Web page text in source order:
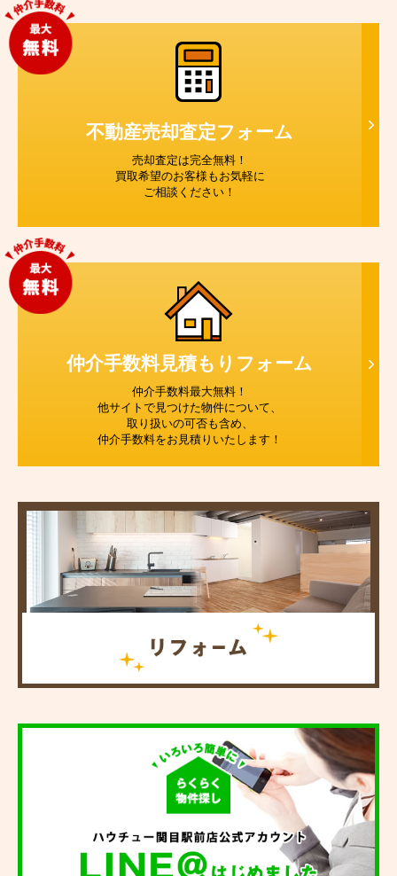
不動産売却査定フォーム
売却査定は完全無料！
買取希望のお客様もお気軽に
ご相談ください！
仲介手数料見積もり フォーム
仲介手数料最大無料！
他サイトで見つけた物件について、
取り扱いの可否も含め、
仲介手数料をお見積りいたします！